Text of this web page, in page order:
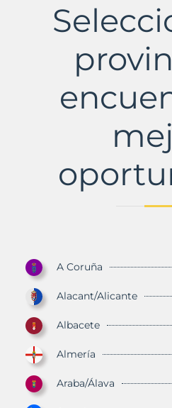
A Coruña
Alacant/Alicante
Albacete
Almería
Araba/Álava